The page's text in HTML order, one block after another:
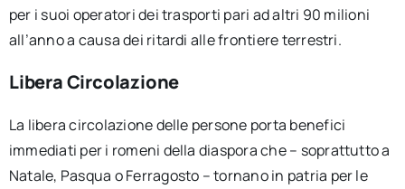
per i suoi operatori dei trasporti pari ad altri 90 milioni
all’anno a causa dei ritardi alle frontiere terrestri.
Libera Circolazione
La libera circolazione delle persone porta benefici
immediati per i romeni della diaspora che – soprattutto a
Natale, Pasqua o Ferragosto – tornano in patria per le